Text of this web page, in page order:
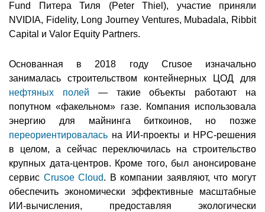
Fund Питера Тиля (Peter Thiel), участие приняли
NVIDIA, Fidelity, Long Journey Ventures, Mubadala, Ribbit
Capital и Valor Equity Partners.
Основанная в 2018 году Crusoe изначально
занималась строительством контейнерных ЦОД для
нефтяных полей — такие объекты работают на
попутном «факельном» газе. Компания использовала
энергию для майнинга биткоинов, но позже
переориентировалась на ИИ-проекты и HPC-решения
в целом, а сейчас переключилась на строительство
крупных дата-центров. Кроме того, был анонсироване
сервис Crusoe Cloud. В компании заявляют, что могут
обеспечить экономически эффективные масштабные
ИИ-вычисления, предоставляя экологически